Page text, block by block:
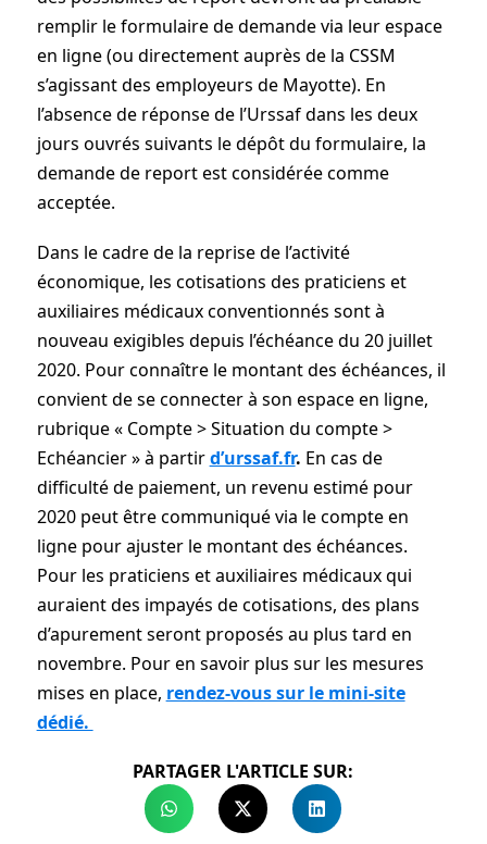
remplir le formulaire de demande via leur espace
en ligne (ou directement auprès de la CSSM
s’agissant des employeurs de Mayotte). En
l’absence de réponse de l’Urssaf dans les deux
jours ouvrés suivants le dépôt du formulaire, la
demande de report est considérée comme
acceptée.
Dans le cadre de la reprise de l’activité
économique, les cotisations des praticiens et
auxiliaires médicaux conventionnés sont à
nouveau exigibles depuis l’échéance du 20 juillet
2020. Pour connaître le montant des échéances, il
convient de se connecter à son espace en ligne,
rubrique « Compte > Situation du compte >
Echéancier » à partird’urssaf.fr. En cas de
difficulté de paiement, un revenu estimé pour
2020 peut être communiqué via le compte en
ligne pour ajuster le montant des échéances.
Pour les praticiens et auxiliaires médicaux qui
auraient des impayés de cotisations, des plans
d’apurement seront proposés au plus tard en
novembre. Pour en savoir plus sur les mesures
mises en place, rendez-vous sur le mini-site
dédié.
PARTAGER L'ARTICLE SUR: